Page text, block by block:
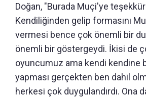
Doğan, "Burada Muçi'ye
Kendiliğinden gelip formasını
vermesi bence çok önemli bir
önemli bir göstergeydi. İkisi de
oyuncumuz ama kendi kendine
yapması gerçekten ben dahil
herkesi çok duygulandırdı. Ona